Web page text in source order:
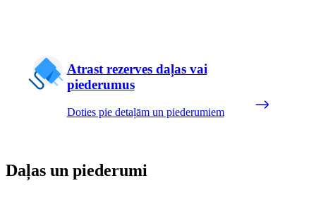
Atrast rezerves daļas vai
piederumus
Doties pie detaļām un piederumiem
Daļas un piederumi